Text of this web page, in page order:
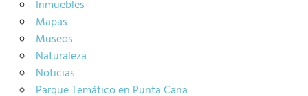
Inmuebles
Mapas
Museos
Naturaleza
Noticias
Parque Temático en Punta Cana